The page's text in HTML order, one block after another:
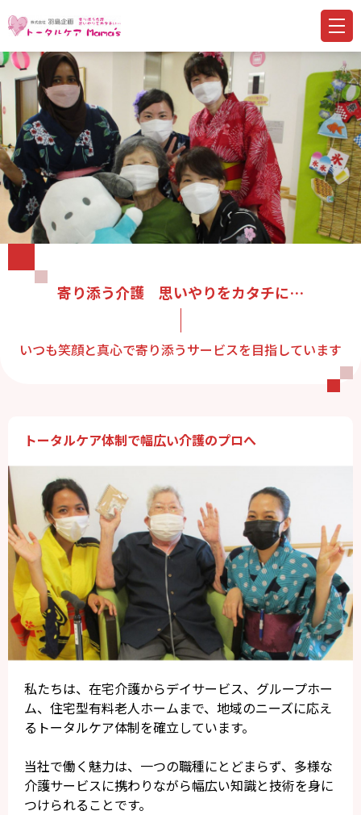
寄り添う介護 思いやりをカタチに…
いつも笑顔と真心で寄り添うサービスを目指しています
トータルケア体制で幅広い介護のプロへ
私たちは、在宅介護からデイサービス、グループホー
ム、住宅型有料老人ホームまで、地域のニーズに応え
るトータルケア体制を確立しています。
当社で働く魅力は、一つの職種にとどまらず、多様な
介護サービスに携わりながら幅広い知識と技術を身に
つけられることです。